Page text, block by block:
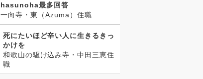
hasunoha最多回答
一向寺・東（Azuma）住職
死にたいほど辛い人に生きるきっ
かけを
和歌山の駆け込み寺・中田三恵住
職